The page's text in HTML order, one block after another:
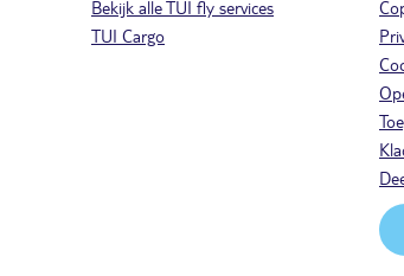
Bekijk alle TUI fly services
TUI Cargo